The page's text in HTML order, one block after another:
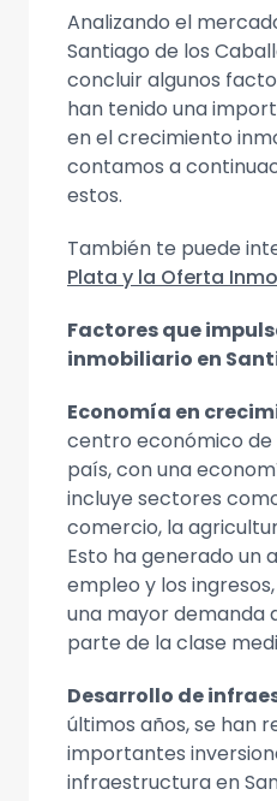
Analizando el
Santiago de los
concluir algunos
han tenido una
en el crecimiento
contamos a
estos.
También te puede
Plata y la Oferta
Factores que
inmobiliario en
Economía en
centro económico
país, con una
incluye sectores
comercio, la
Esto ha generado un
empleo y los
una mayor demanda
parte de la clase
Desarrollo de
últimos años, se han
importantes
infraestructura en